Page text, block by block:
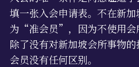
填一张入会申请表。不在新
为“准会员”，因为不使用会
除了没有对新加坡会所事物
会员没有任何区别。